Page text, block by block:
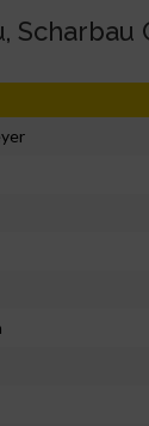
Scharbau